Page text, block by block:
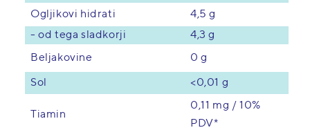
Ogljikovi hidrati
4,5 g
- od tega sladkorji
4,3 g
Beljakovine 0 g
Sol <0,01 g
Tiamin
0,11 mg / 10%
PDV*